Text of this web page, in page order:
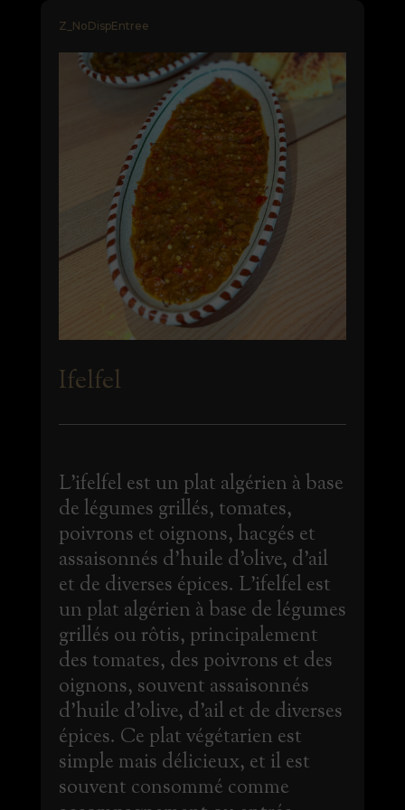
Z_NoDispEntree
Ifelfel
L'ifelfel est un plat algérien à base
de légumes grillés, tomates,
poivrons et oignons, hacgés et
assaisonnés d’huile d’olive, d’ail
et de diverses épices. L'ifelfel est
un plat algérien à base de légumes
grillés ou rôtis, principalement
des tomates, des poivrons et des
oignons, souvent assaisonnés
d’huile d’olive, d’ail et de diverses
épices. Ce plat végétarien est
simple mais délicieux, et il est
souvent consommé comme